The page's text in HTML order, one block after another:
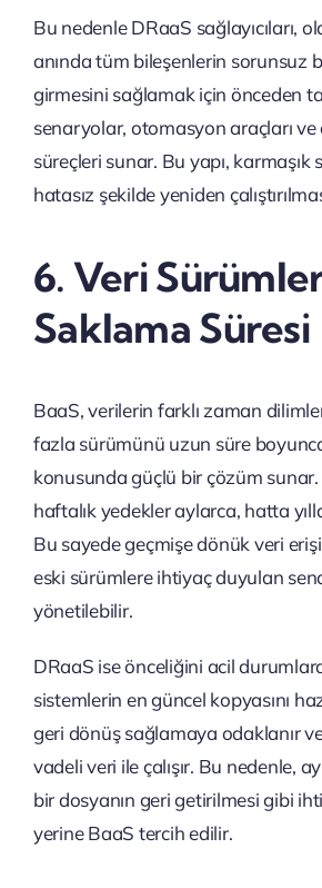
Bu nedenle DRaaS sağlayıcıları,
anında tüm bileşenlerin sorunsuz
girmesini sağlamak için önceden
senaryolar, otomasyon araçları
süreçleri sunar. Bu yapı, karmaşık
hatasız şekilde yeniden
6. Veri
Saklama Süresi
BaaS, verilerin farklı zaman
fazla sürümünü uzun süre
konusunda güçlü bir çözüm
haftalık yedekler aylarca, hatta
Bu sayede geçmişe dönük veri
eski sürümlere ihtiyaç duyulan
yönetilebilir.
DRaaS ise önceliğini acil
sistemlerin en güncel kopyasını
geri dönüş sağlamaya odaklanır
vadeli veri ile çalışır. Bu nedenle,
bir dosyanın geri getirilmesi gibi
yerine BaaS tercih edilir.